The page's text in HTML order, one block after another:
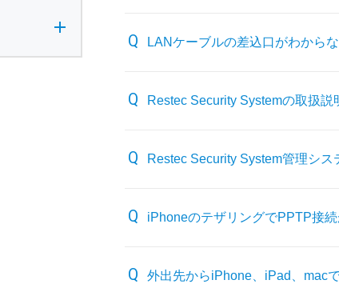
LANケーブルの差込口がわから
Restec Security Systemの取扱説
Restec Security System管理シ
iPhoneのテザリングでPPTP接
外出先からiPhone、iPad、mac